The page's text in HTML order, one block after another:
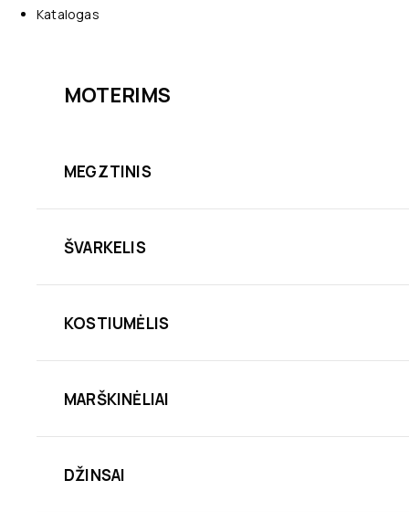
Katalogas
MOTERIMS
MEGZTINIS
ŠVARKELIS
KOSTIUMĖLIS
MARŠKINĖLIAI
DŽINSAI